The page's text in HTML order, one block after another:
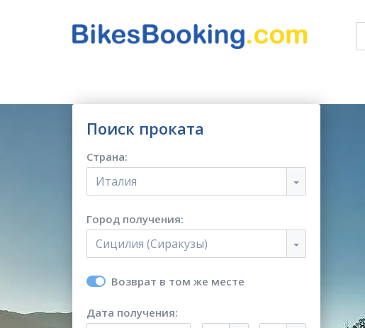
Поиск проката
Страна:
Италия
Город получения:
Сицилия (Сиракузы)
Возврат в том же месте
Дата получения: